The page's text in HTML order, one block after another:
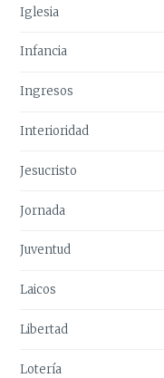
Iglesia
Infancia
Ingresos
Interioridad
Jesucristo
Jornada
Juventud
Laicos
Libertad
Lotería